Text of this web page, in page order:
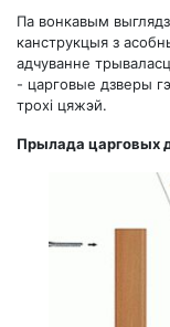
Па вонкавым
канструкцыя з
адчуванне
- царговые дзверы
трохі цяжэй.
Прылада царговых